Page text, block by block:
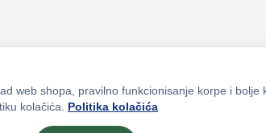
web shopa, pravilno funkcionisanje korpe i bolje
kolačića. Politika kolačića